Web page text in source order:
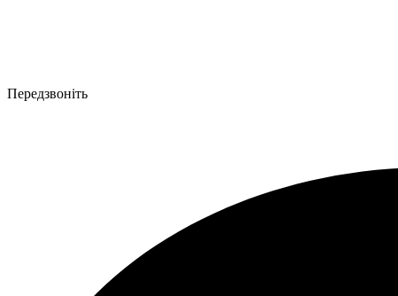
Передзвоніть